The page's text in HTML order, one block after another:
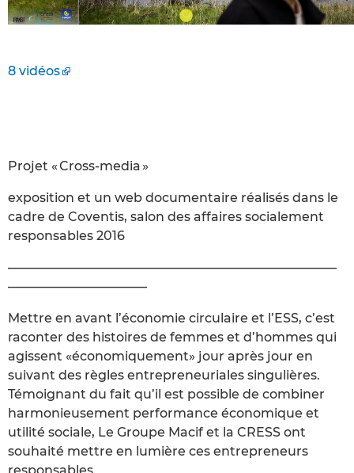
8 vidéos
Projet « Cross-media »
exposition et un web documentaire réalisés dans le
cadre de Coventis, salon des affaires socialement
responsables 2016
——————————————————————————
———————————
Mettre en avant l’économie circulaire et l’ESS, c’est
raconter des histoires de femmes et d’hommes qui
agissent «économiquement» jour après jour en
suivant des règles entrepreneuriales singulières.
Témoignant du fait qu’il est possible de combiner
harmonieusement performance économique et
utilité sociale, Le Groupe Macif et la CRESS ont
souhaité mettre en lumière ces entrepreneurs